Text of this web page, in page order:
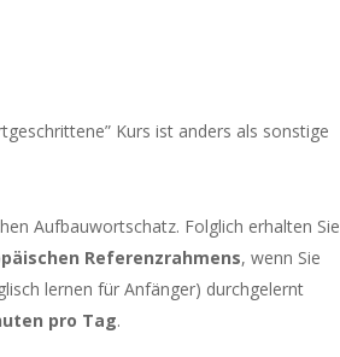
Kurs ist anders als sonstige
Aufbauwortschatz. Folglich erhalten Sie
Referenzrahmens, wenn Sie
lernen für Anfänger) durchgelernt
pro Tag.